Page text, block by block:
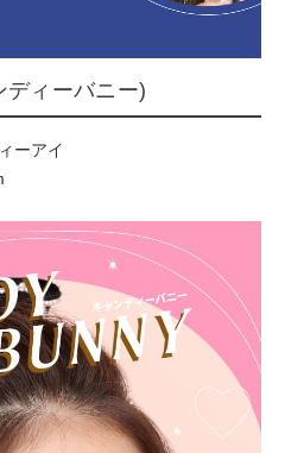
ディーバニー)
ーアイ